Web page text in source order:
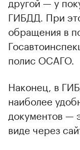
ГИБДД. При
обращения в
полис ОСАГО.
Наконец, в
наиболее
документов —
виде через